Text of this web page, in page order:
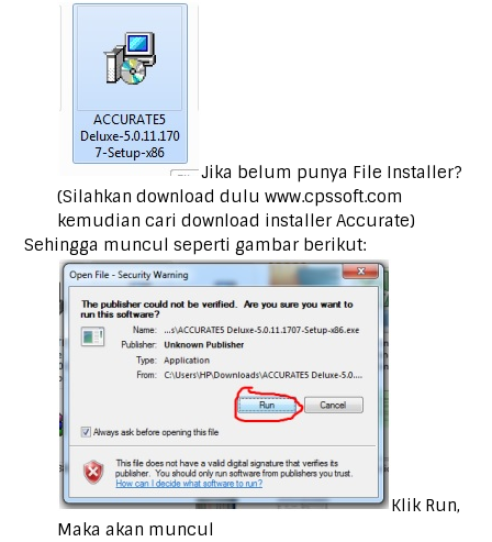
Jika belum punya File Installer?
(Silahkan download dulu www.cpssoft.com
kemudian cari download installer Accurate)
Sehingga muncul seperti gambar berikut:
Klik Run,
Maka akan muncul